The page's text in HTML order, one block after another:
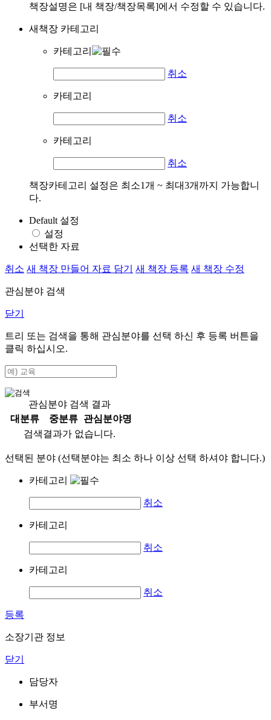
책장설명은 [내 책장/책장목록]에서 수정할 수 있습니다.
새책장 카테고리
카테고리
취소
카테고리
취소
카테고리
취소
책장카테고리 설정은 최소1개 ~ 최대3개까지 가능합니
다.
Default 설정
설정
선택한 자료
취소 새 책장 만들어 자료 담기 새 책장 등록 새 책장 수정
관심분야 검색
닫기
트리 또는 검색을 통해 관심분야를 선택 하신 후 등록 버튼을
클릭 하십시오.
관심분야 검색 결과
대분류
중분류
관심분야명
검색결과가 없습니다.
선택된 분야 (선택분야는 최소 하나 이상 선택 하셔야 합니다.)
카테고리
취소
카테고리
취소
카테고리
취소
등록
소장기관 정보
닫기
담당자
부서명